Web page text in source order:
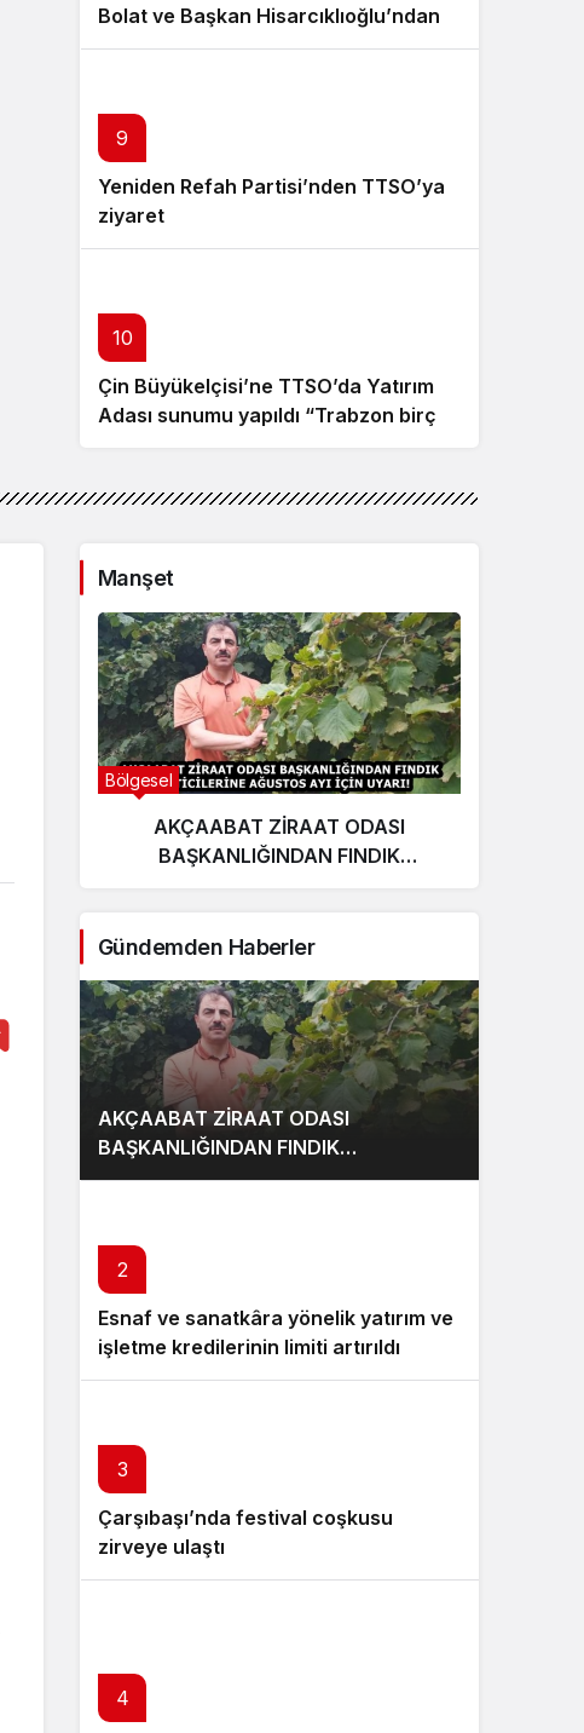
Bolat ve Başkan Hisarcıklıoğlu’ndan
aldı
9
Yeniden Refah Partisi’nden TTSO’ya
ziyaret
10
Çin Büyükelçisi’ne TTSO’da Yatırım
Adası sunumu yapıldı “Trabzon birçok
Manşet
Bölgesel
AKÇAABAT ZİRAAT ODASI
BAŞKANLIĞINDAN FINDIK
Gündemden Haberler
AKÇAABAT ZİRAAT ODASI
BAŞKANLIĞINDAN FINDIK
ÜRETİCİLERİNE AĞUSTOS AYI İÇİN
2
Esnaf ve sanatkâra yönelik yatırım ve
işletme kredilerinin limiti artırıldı
3
Çarşıbaşı’nda festival coşkusu
zirveye ulaştı
4